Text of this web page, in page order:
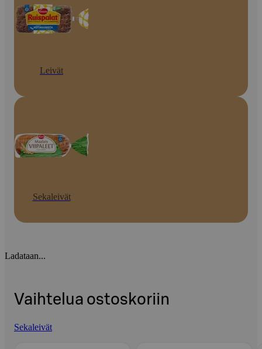
Leivät
Sekaleivät
Ladataan...
Vaihtelua ostoskoriin
Sekaleivät